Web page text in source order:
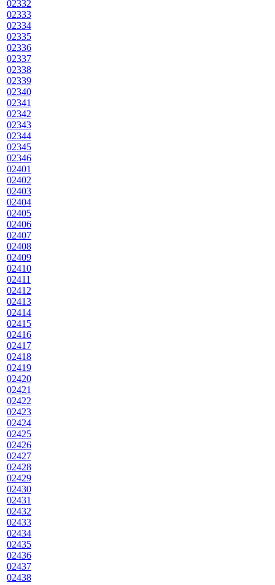
02332
02333
02334
02335
02336
02337
02338
02339
02340
02341
02342
02343
02344
02345
02346
02401
02402
02403
02404
02405
02406
02407
02408
02409
02410
02411
02412
02413
02414
02415
02416
02417
02418
02419
02420
02421
02422
02423
02424
02425
02426
02427
02428
02429
02430
02431
02432
02433
02434
02435
02436
02437
02438